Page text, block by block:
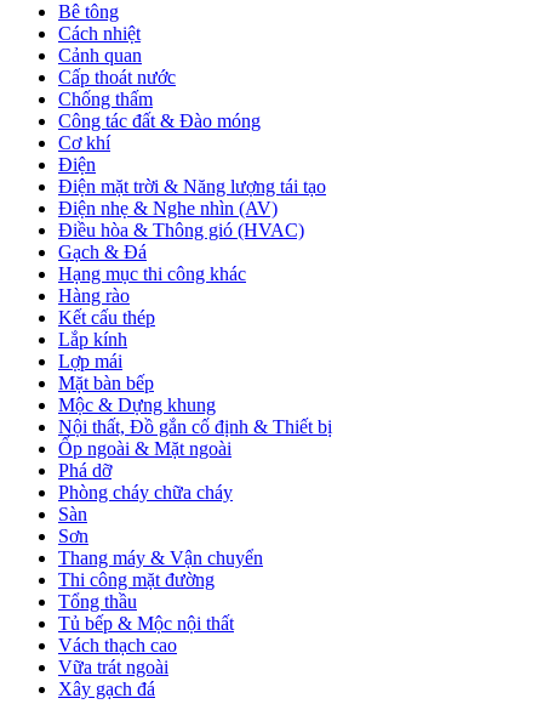
Bê tông
Cách nhiệt
Cảnh quan
Cấp thoát nước
Chống thấm
Công tác đất & Đào móng
Cơ khí
Điện
Điện mặt trời & Năng lượng tái tạo
Điện nhẹ & Nghe nhìn (AV)
Điều hòa & Thông gió (HVAC)
Gạch & Đá
Hạng mục thi công khác
Hàng rào
Kết cấu thép
Lắp kính
Lợp mái
Mặt bàn bếp
Mộc & Dựng khung
Nội thất, Đồ gắn cố định & Thiết bị
Ốp ngoài & Mặt ngoài
Phá dỡ
Phòng cháy chữa cháy
Sàn
Sơn
Thang máy & Vận chuyển
Thi công mặt đường
Tổng thầu
Tủ bếp & Mộc nội thất
Vách thạch cao
Vữa trát ngoài
Xây gạch đá